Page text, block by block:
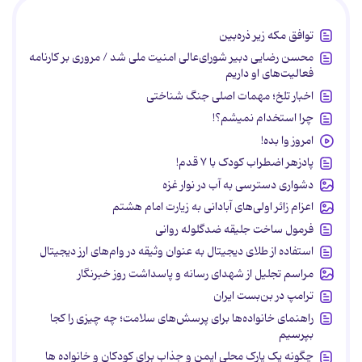
توافق مکه زیر ذره‌بین
محسن رضایی دبیر شورای‌عالی امنیت ملی شد / مروری بر کارنامه
فعالیت‌های او داریم
اخبار تلخ؛ مهمات اصلی جنگ شناختی
چرا استخدام نمیشم؟!
امروز وا بده!
پادزهر اضطراب کودک با ۷ قدم!
دشواری دسترسی به آب در نوار غزه
اعزام زائر اولی‌های آبادانی به زیارت امام هشتم
فرمول ساخت جلیقه ضدگلوله روانی
استفاده از طلای دیجیتال به عنوان وثیقه در وام‌های ارز دیجیتال
مراسم تجلیل از شهدای رسانه و پاسداشت روز خبرنگار
ترامپ در بن‌بست ایران
راهنمای خانواده‌ها برای پرسش‌های سلامت؛ چه چیزی را کجا
بپرسیم
چگونه یک پارک محلی ایمن و جذاب برای کودکان و خانواده ها